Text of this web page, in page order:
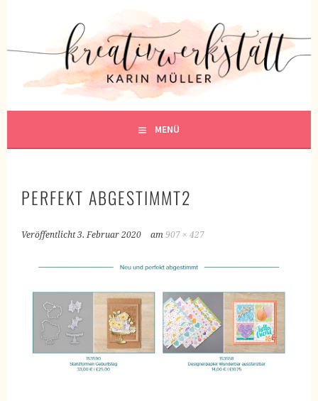
KREATIVWERKSTATT
KREATIV SEIN
MENÜ
PERFEKT ABGESTIMMT2
Veröffentlicht3. Februar 2020 am907 × 427